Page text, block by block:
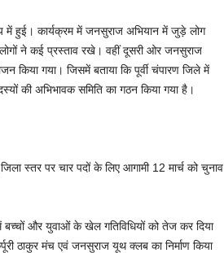
में हुई। कार्यक्रम में जनसुराज अभियान में जुड़े लोग
ने कई प्रस्ताव रखे। वहीं दूसरी ओर जनसुराज
किया गया। जिसमें बताया कि पूर्वी चंपारण जिले में
की अभिभावक समिति का गठन किया गया है।
स्तर पर चार पदों के लिए आगामी 12 मार्च को चुनाव
बच्चों और युवाओं के खेल गतिविधियों को तेज कर दिया
मंच एवं जनसुराज यूथ क्लब का निर्माण किया